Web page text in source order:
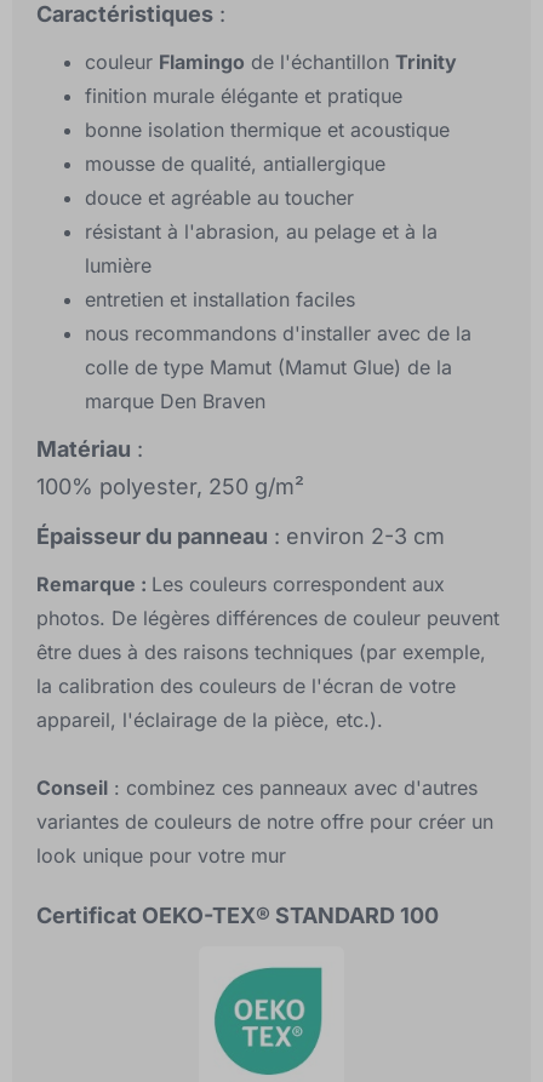
Caractéristiques :
couleur Flamingo de l'échantillon Trinity
finition murale élégante et pratique
bonne isolation thermique et acoustique
mousse de qualité, antiallergique
douce et agréable au toucher
résistant à l'abrasion, au pelage et à la
lumière
entretien et installation faciles
nous recommandons d'installer avec de la
colle de type Mamut (Mamut Glue) de la
marque Den Braven
Matériau :
100% polyester, 250 g/m²
Épaisseur du panneau : environ 2-3 cm
Remarque : Les couleurs correspondent aux
photos. De légères différences de couleur peuvent
être dues à des raisons techniques (par exemple,
la calibration des couleurs de l'écran de votre
appareil, l'éclairage de la pièce, etc.).
Conseil : combinez ces panneaux avec d'autres
variantes de couleurs de notre offre pour créer un
look unique pour votre mur
Certificat OEKO-TEX® STANDARD 100